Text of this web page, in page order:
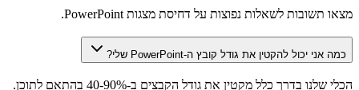
מצאו תשובות לשאלות נפוצות על דחיסת מצגות PowerPoint.
כמה אני יכול להקטין את גודל קובץ ה-PowerPoint שלי?
הכלי שלנו בדרך כלל מקטין את גודל הקבצים ב-40-90% בהתאם לתוכן.